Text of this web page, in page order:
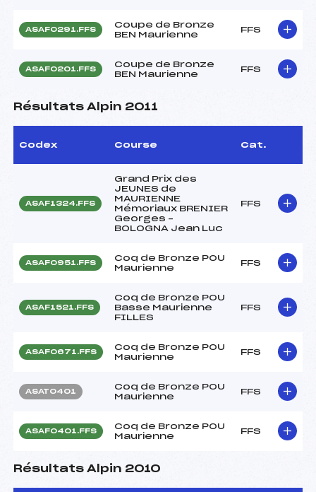
ASAF0291.FFS
Coupe de Bronze
BEN Maurienne
FFS
ASAF0201.FFS
Coupe de Bronze
BEN Maurienne
FFS
Résultats Alpin 2011
Codex Course Cat.
ASAF1324.FFS
Grand Prix des
JEUNES de
MAURIENNE
Mémoriaux BRENIER
Georges –
BOLOGNA Jean Luc
FFS
ASAF0951.FFS
Coq de Bronze POU
Maurienne
FFS
ASAF1521.FFS
Coq de Bronze POU
Basse Maurienne
FILLES
FFS
ASAF0671.FFS
Coq de Bronze POU
Maurienne
FFS
ASAT0401
Coq de Bronze POU
Maurienne
FFS
ASAF0401.FFS
Coq de Bronze POU
Maurienne
FFS
Résultats Alpin 2010